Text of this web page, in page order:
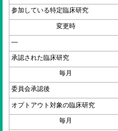
参加している特定臨床研究
変更時
—
承認された臨床研究
毎月
委員会承認後
オプトアウト対象の臨床研究
毎月